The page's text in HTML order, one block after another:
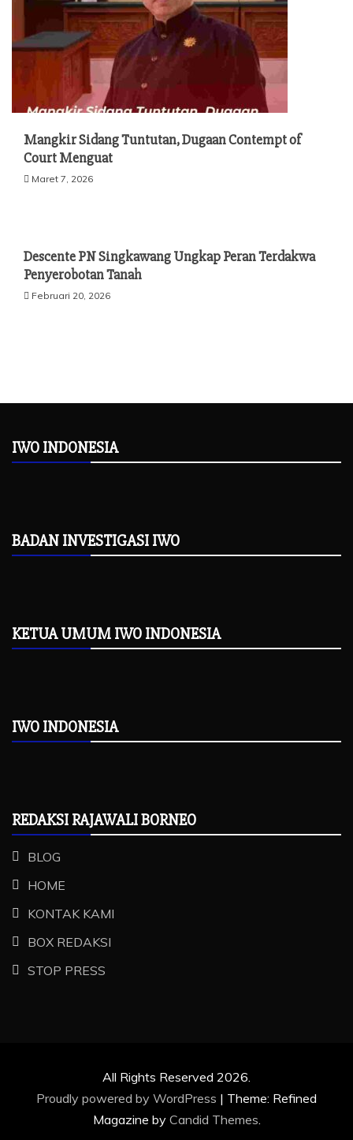
Mangkir Sidang Tuntutan, Dugaan Contempt of
Court Menguat
Maret 7, 2026
Descente PN Singkawang Ungkap Peran Terdakwa
Penyerobotan Tanah
Februari 20, 2026
IWO INDONESIA
BADAN INVESTIGASI IWO
KETUA UMUM IWO INDONESIA
IWO INDONESIA
REDAKSI RAJAWALI BORNEO
BLOG
HOME
KONTAK KAMI
BOX REDAKSI
STOP PRESS
All Rights Reserved 2026.
Proudly powered by WordPress | Theme: Refined
Magazine by Candid Themes.